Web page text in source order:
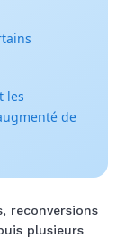
les
de
reconversions
plusieurs